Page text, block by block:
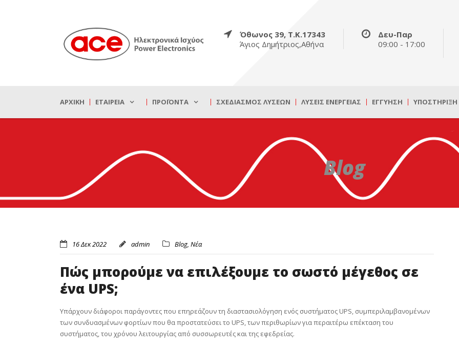
Όθωνος 39, Τ.Κ.17343
Άγιος Δημήτριος,Αθήνα
Δευ-Παρ
09:00 - 17:00
ΑΡΧΙΚΉ ΕΤΑΙΡΕΊΑ ΠΡΟΪΌΝΤΑ ΣΧΕΔΙΑΣΜΌΣ ΛΎΣΕΩΝ ΛΎΣΕΙΣ ΕΝΈΡΓΕΙΑΣ ΕΓΓΎΗΣΗ ΥΠΟΣΤΉΡΙΞΗ
Blog
16 Δεκ 2022 admin Blog, Νέα
Πώς μπορούμε να επιλέξουμε το σωστό μέγεθος σε
ένα UPS;
Υπάρχουν διάφοροι παράγοντες που επηρεάζουν τη διαστασιολόγηση ενός συστήματος UPS, συμπεριλαμβανομένων
των συνδυασμένων φορτίων που θα προστατεύσει το UPS, των περιθωρίων για περαιτέρω επέκταση του
συστήματος, του χρόνου λειτουργίας από συσσωρευτές και της εφεδρείας.